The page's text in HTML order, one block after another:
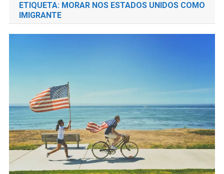
ETIQUETA: MORAR NOS ESTADOS UNIDOS COMO
IMIGRANTE